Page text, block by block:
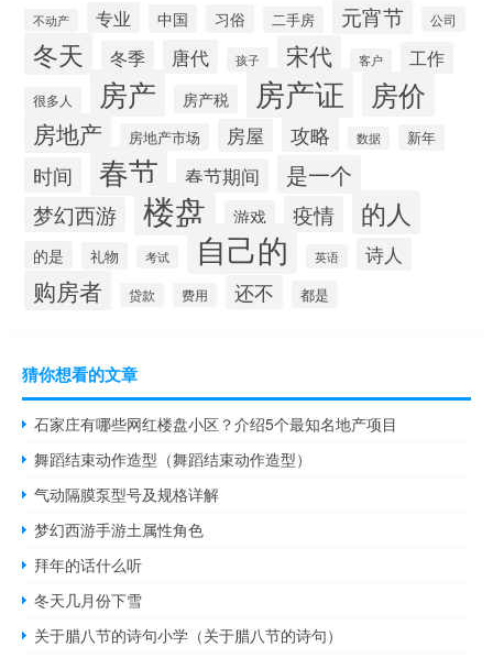
不动产 专业 中国 习俗 二手房 元宵节 公司
冬天 冬季 唐代 孩子 宋代 客户 工作
很多人 房产 房产税 房产证 房价
房地产 房地产市场 房屋 攻略 数据 新年
时间 春节 春节期间 是一个
梦幻西游 楼盘 游戏 疫情 的人
的是 礼物 考试 自己的 英语 诗人
购房者 贷款 费用 还不 都是
猜你想看的文章
石家庄有哪些网红楼盘小区？介绍5个最知名地产项目
舞蹈结束动作造型（舞蹈结束动作造型）
气动隔膜泵型号及规格详解
梦幻西游手游土属性角色
拜年的话什么听
冬天几月份下雪
关于腊八节的诗句小学（关于腊八节的诗句）